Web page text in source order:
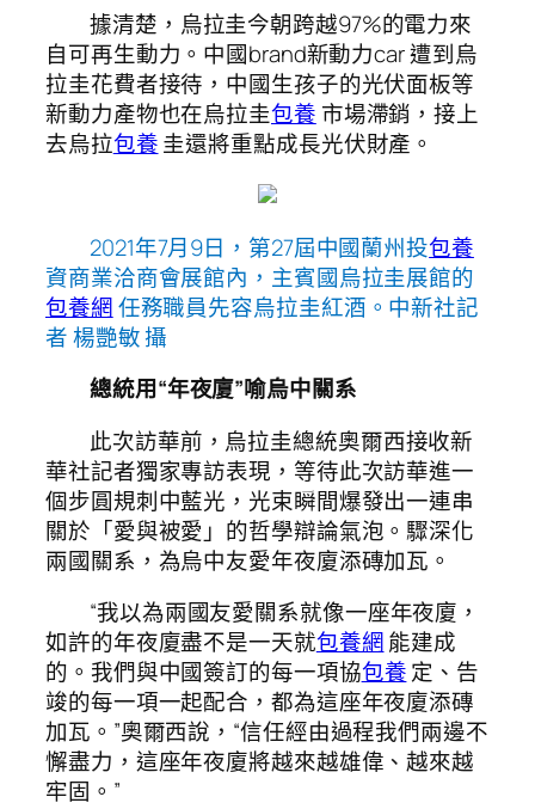
據清楚，烏拉圭今朝跨越97%的電力來
自可再生動力。中國brand新動力car 遭到烏
拉圭花費者接待，中國生孩子的光伏面板等
新動力產物也在烏拉圭包養 市場滯銷，接上
去烏拉包養圭還將重點成長光伏財產。
2021年7月9日，第27屆中國蘭州投包養
資商業洽商會展館內，主賓國烏拉圭展館的
包養網任務職員先容烏拉圭紅酒。中新社記
者 楊艷敏 攝
總統用“年夜廈”喻烏中關系
此次訪華前，烏拉圭總統奧爾西接收新
華社記者獨家專訪表現，等待此次訪華進一
個步圓規刺中藍光，光束瞬間爆發出一連串
關於「愛與被愛」的哲學辯論氣泡。驟深化
兩國關系，為烏中友愛年夜廈添磚加瓦。
“我以為兩國友愛關系就像一座年夜廈，
如許的年夜廈盡不是一天就包養網能建成
的。我們與中國簽訂的每一項協包養定、告
竣的每一項一起配合，都為這座年夜廈添磚
加瓦。”奧爾西說，“信任經由過程我們兩邊不
懈盡力，這座年夜廈將越來越雄偉、越來越
牢固。”